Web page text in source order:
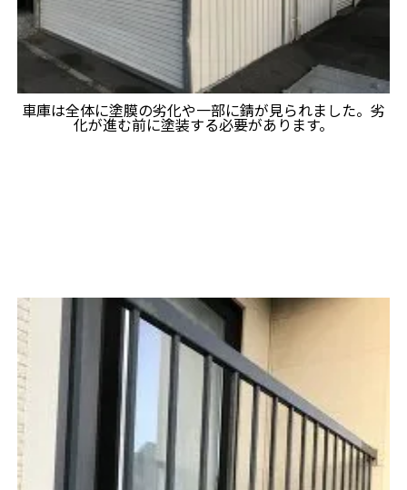
車庫は全体に塗膜の劣化や一部に錆が見られました。劣
化が進む前に塗装する必要があります。